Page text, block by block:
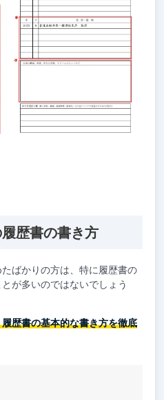
歴書の書き方
ばかりの方は、特に履歴書の
が多いのではないでしょう
歴書の基本的な書き方を徹底